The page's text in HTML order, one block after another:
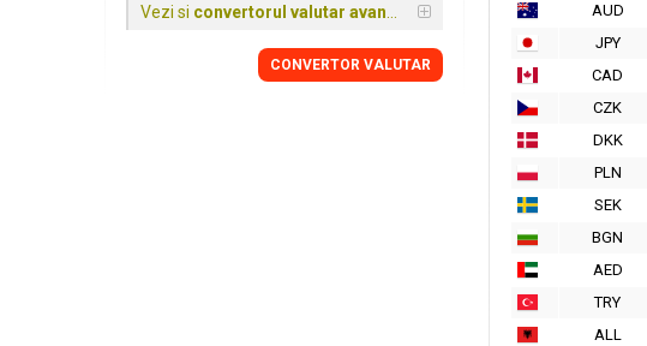
AUD
JPY
CAD
CZK
DKK
PLN
SEK
BGN
AED
TRY
ALL
Vezi si convertorul valutar avansat
CONVERTOR VALUTAR